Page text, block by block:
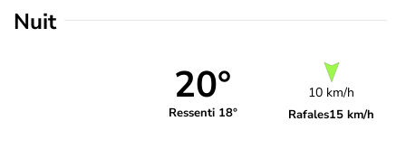
Nuit
20°
Ressenti 18°
10 km/h
Rafales15 km/h